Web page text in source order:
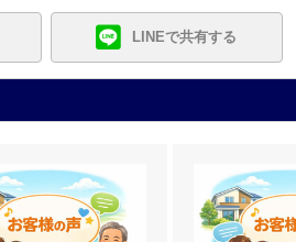
LINEで共有する